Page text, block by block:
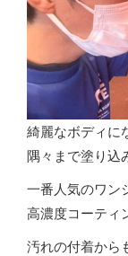
綺麗なボディに
隅々まで塗り込
一番人気のワン
高濃度コーティ
汚れの付着から